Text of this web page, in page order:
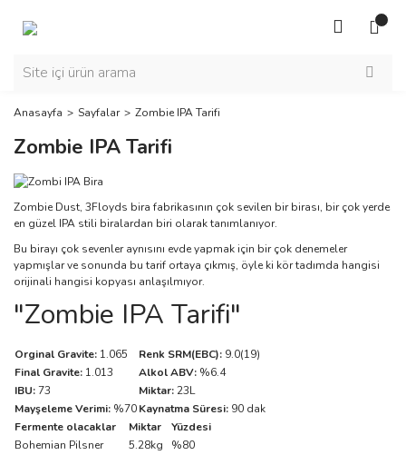
Anasayfa Sayfalar Zombie IPA Tarifi
Zombie IPA Tarifi
Zombie Dust, 3Floyds bira fabrikasının çok sevilen bir birası, bir çok yerde
en güzel IPA stili biralardan biri olarak tanımlanıyor.
Bu birayı çok sevenler aynısını evde yapmak için bir çok denemeler
yapmışlar ve sonunda bu tarif ortaya çıkmış, öyle ki kör tadımda hangisi
orijinali hangisi kopyası anlaşılmıyor.
"Zombie IPA Tarifi"
Orginal Gravite: 1.065 Renk SRM(EBC): 9.0(19)
Final Gravite: 1.013 Alkol ABV: %6.4
IBU:73 Miktar:23L
Mayşeleme Verimi: %70Kaynatma Süresi: 90 dak
Fermente olacaklar
Miktar
Yüzdesi
Bohemian Pilsner
5.28kg
%80